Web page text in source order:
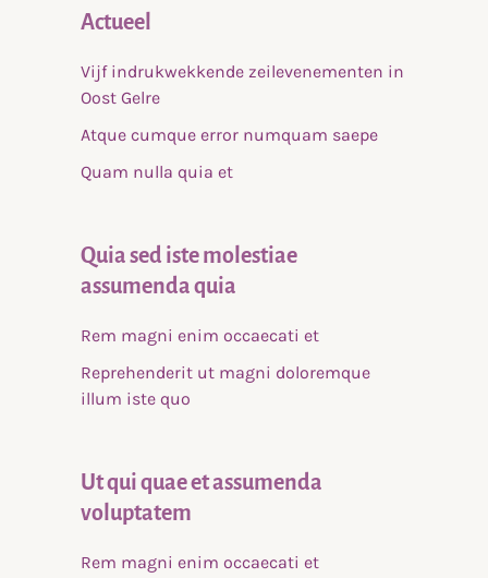
Actueel
Vijf indrukwekkende zeilevenementen in
Oost Gelre
Atque cumque error numquam saepe
Quam nulla quia et
Quia sed iste molestiae
assumenda quia
Rem magni enim occaecati et
Reprehenderit ut magni doloremque
illum iste quo
Ut qui quae et assumenda
voluptatem
Rem magni enim occaecati et